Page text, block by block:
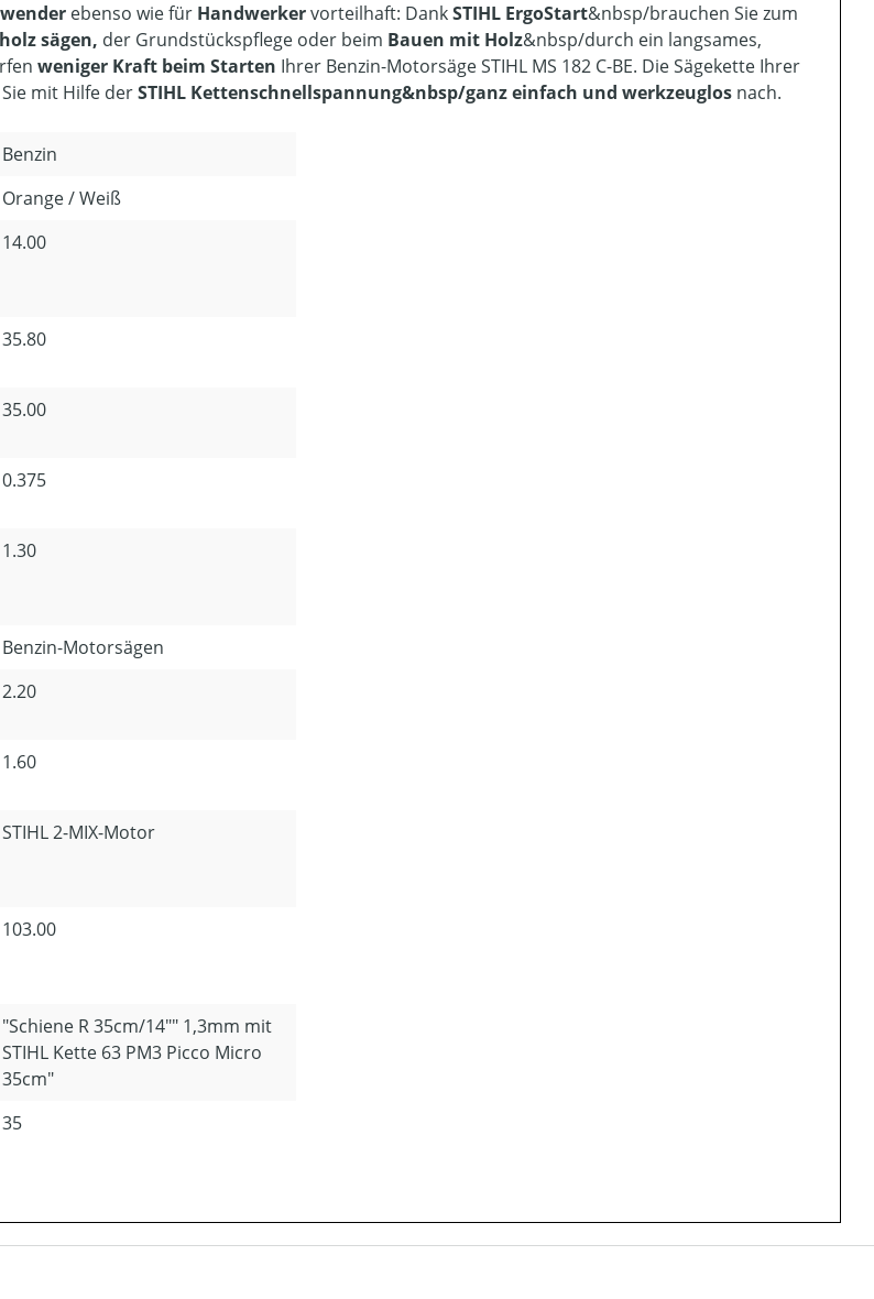
ebenso wie für Handwerkervorteilhaft: DankSTIHL ErgoStart&nbsp/brauchen Sie zum
sägen, der Grundstückspflege oder beim Bauen mit Holz&nbsp/durch ein langsames,
weniger Kraft beim Starten Ihrer Benzin-Motorsäge STIHL MS 182 C-BE. Die Sägekette Ihrer
mit Hilfe derSTIHL Kettenschnellspannung&nbsp/ganz einfach und werkzeuglos nach.
Benzin
Orange / Weiß
14.00
35.80
35.00
0.375
1.30
Benzin-Motorsägen
2.20
1.60
STIHL 2-MIX-Motor
103.00
"Schiene R 35cm/14"" 1,3mm mit
STIHL Kette 63 PM3 Picco Micro
35cm"
35